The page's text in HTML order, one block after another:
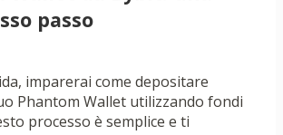
passo
imparerai come depositare
Phantom Wallet utilizzando fondi
processo è semplice e ti